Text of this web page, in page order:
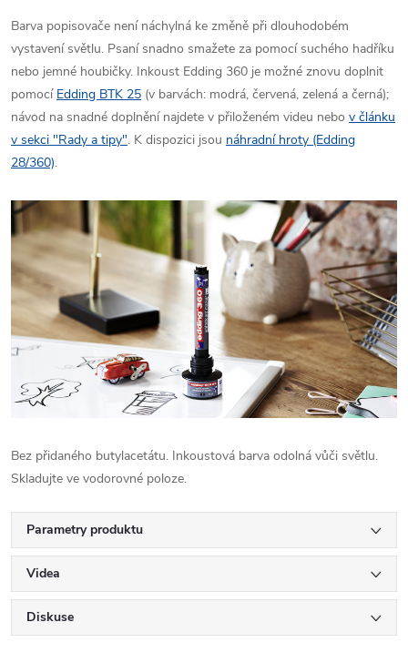
Barva popisovače není náchylná ke změně při dlouhodobém
vystavení světlu. Psaní snadno smažete za pomocí suchého hadříku
nebo jemné houbičky. Inkoust Edding 360 je možné znovu doplnit
pomocí Edding BTK 25 (v barvách: modrá, červená, zelená a černá);
návod na snadné doplnění najdete v přiloženém videu nebo v článku
v sekci "Rady a tipy". K dispozici jsou náhradní hroty (Edding
28/360).
Bez přidaného butylacetátu. Inkoustová barva odolná vůči světlu.
Skladujte ve vodorovné poloze.
Parametry produktu
Videa
Diskuse